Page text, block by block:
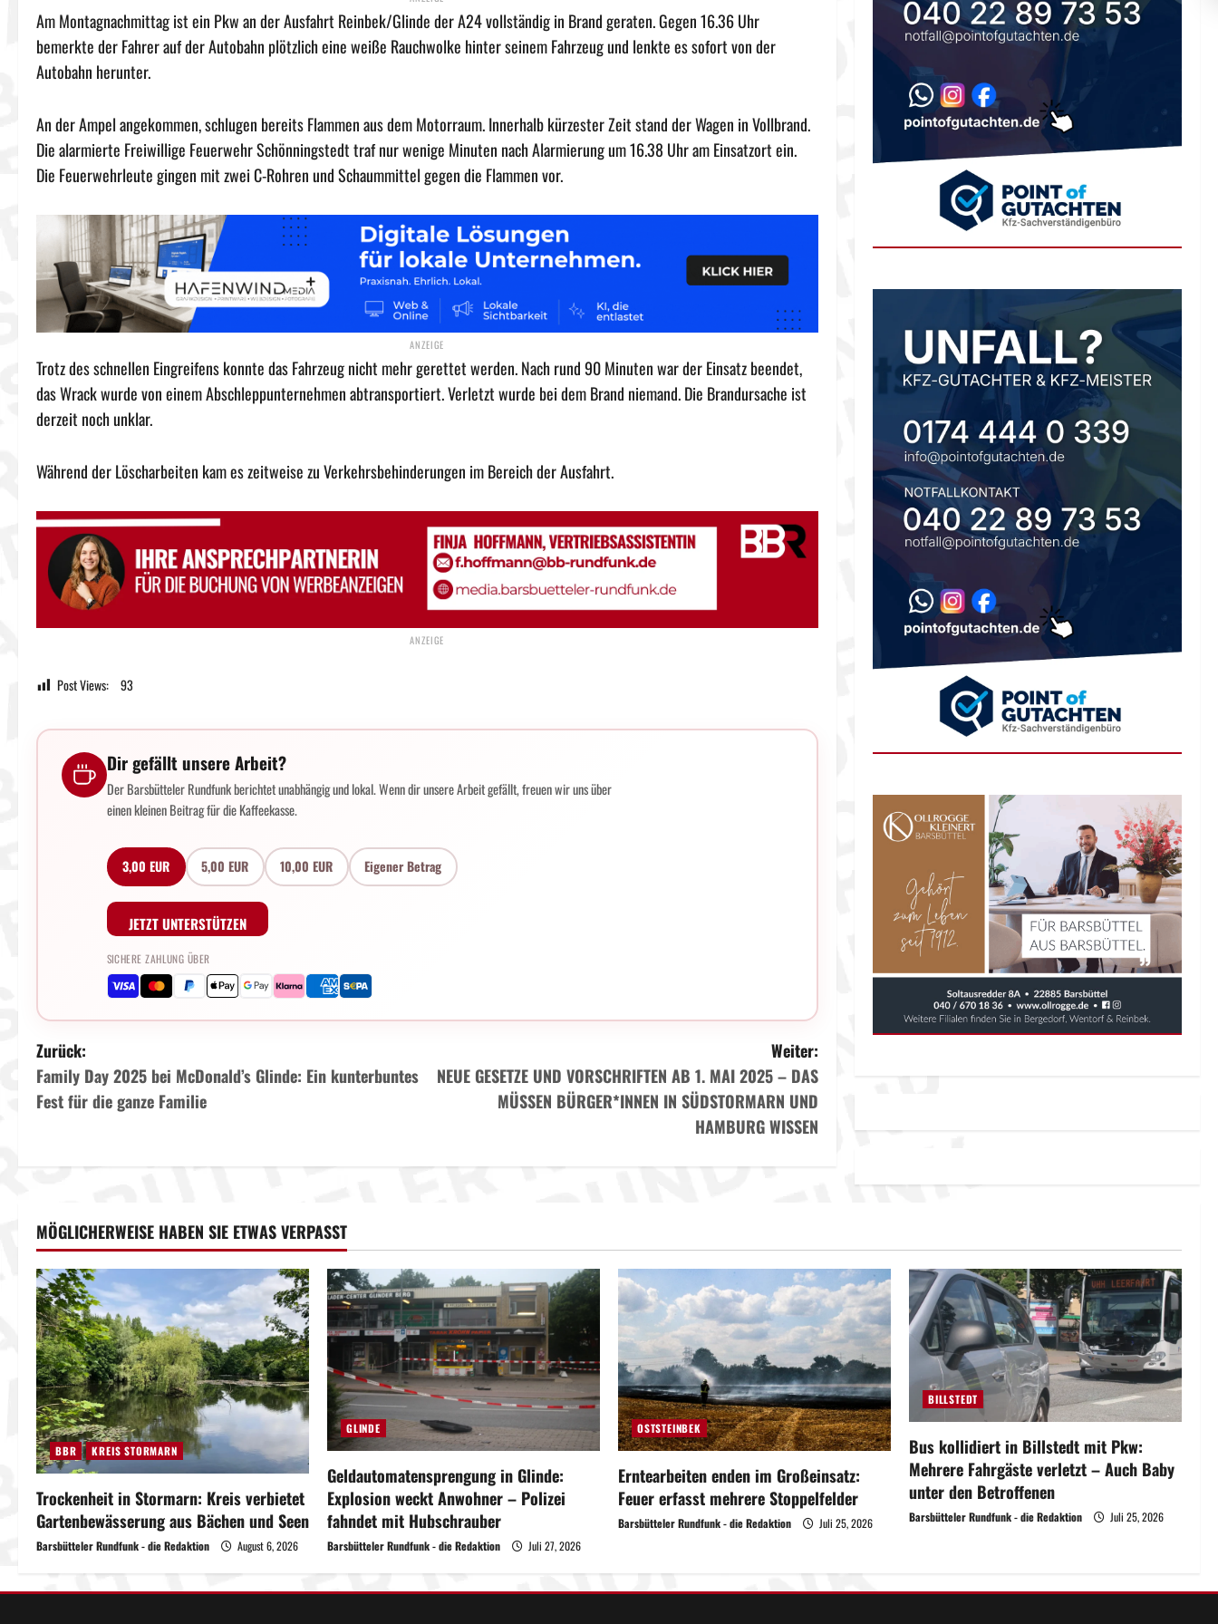
Am Montagnachmittag ist ein Pkw an der Ausfahrt Reinbek/Glinde der A24 vollständig in Brand geraten. Gegen 16.36 Uhr
bemerkte der Fahrer auf der Autobahn plötzlich eine weiße Rauchwolke hinter seinem Fahrzeug und lenkte es sofort von der
Autobahn herunter.
An der Ampel angekommen, schlugen bereits Flammen aus dem Motorraum. Innerhalb kürzester Zeit stand der Wagen in Vollbrand.
Die alarmierte Freiwillige Feuerwehr Schönningstedt traf nur wenige Minuten nach Alarmierung um 16.38 Uhr am Einsatzort ein.
Die Feuerwehrleute gingen mit zwei C-Rohren und Schaummittel gegen die Flammen vor.
Trotz des schnellen Eingreifens konnte das Fahrzeug nicht mehr gerettet werden. Nach rund 90 Minuten war der Einsatz beendet,
das Wrack wurde von einem Abschleppunternehmen abtransportiert. Verletzt wurde bei dem Brand niemand. Die Brandursache ist
derzeit noch unklar.
Während der Löscharbeiten kam es zeitweise zu Verkehrsbehinderungen im Bereich der Ausfahrt.
Post Views: 93
Dir gefällt unsere Arbeit?
Der Barsbütteler Rundfunk berichtet unabhängig und lokal. Wenn dir unsere Arbeit gefällt, freuen wir uns über
einen kleinen Beitrag für die Kaffeekasse.
3,00 EUR 5,00 EUR 10,00 EUR Eigener Betrag
JETZT UNTERSTÜTZEN
SICHERE ZAHLUNG ÜBER
B
e
a
g
s
n
a
v
i
g
a
t
Zurück:
Family Day 2025 bei McDonald’s Glinde: Ein kunterbuntes
Fest für die ganze Familie
Weiter:
NEUE GESETZE UND VORSCHRIFTEN AB 1. MAI 2025 – DAS
MÜSSEN BÜRGER*INNEN IN SÜDSTORMARN UND
HAMBURG WISSEN
MÖGLICHERWEISE HABEN SIE ETWAS VERPASST
BBR KREIS STORMARN
Trockenheit in Stormarn: Kreis verbietet
Gartenbewässerung aus Bächen und Seen
Barsbütteler Rundfunk - die Redaktion August 6, 2026
GLINDE
Geldautomatensprengung in Glinde:
Explosion weckt Anwohner – Polizei
fahndet mit Hubschrauber
Barsbütteler Rundfunk - die Redaktion Juli 27, 2026
OSTSTEINBEK
Erntearbeiten enden im Großeinsatz:
Feuer erfasst mehrere Stoppelfelder
Barsbütteler Rundfunk - die Redaktion Juli 25, 2026
BILLSTEDT
Bus kollidiert in Billstedt mit Pkw:
Mehrere Fahrgäste verletzt – Auch Baby
unter den Betroffenen
Barsbütteler Rundfunk - die Redaktion Juli 25, 2026